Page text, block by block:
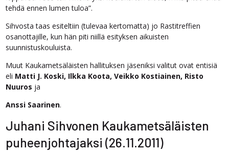
tehdä ennen lumen tuloa”.
Sihvosta taas esiteltiin (tulevaa kertomatta) jo Rastitreffien
osanottajille, kun hän piti niillä esityksen aikuisten
suunnistuskouluista.
Muut Kaukametsäläisten hallituksen jäseniksi valitut ovat entisiä
eli Matti J. Koski, Ilkka Koota, Veikko Kostiainen, Risto
Nuuros ja
Anssi Saarinen.
Juhani Sihvonen Kaukametsäläisten
puheenjohtajaksi (26.11.2011)